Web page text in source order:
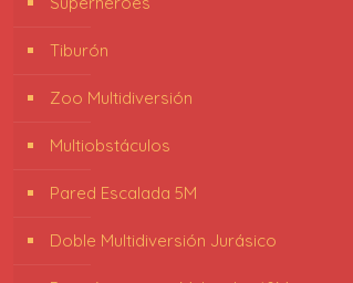
Tiburón
Zoo Multidiversión
Multiobstáculos
Pared Escalada 5M
Doble Multidiversión Jurásico